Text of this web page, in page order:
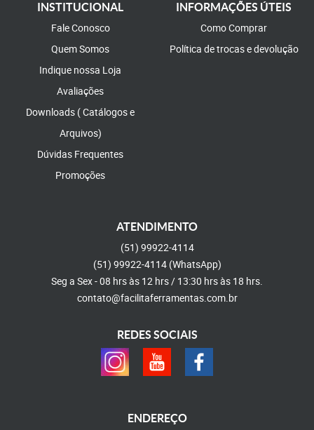
INSTITUCIONAL
Fale Conosco
Quem Somos
Indique nossa Loja
Avaliações
Downloads ( Catálogos e
Arquivos)
Dúvidas Frequentes
Promoções
INFORMAÇÕES ÚTEIS
Como Comprar
Política de trocas e devolução
ATENDIMENTO
(51) 99922-4114
(51) 99922-4114 (WhatsApp)
Seg a Sex - 08 hrs às 12 hrs / 13:30 hrs às 18 hrs.
contato@facilitaferramentas.com.br
REDES SOCIAIS
ENDEREÇO